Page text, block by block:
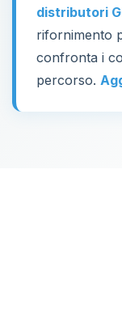
distributori
rifornimento
confronta i
percorso.